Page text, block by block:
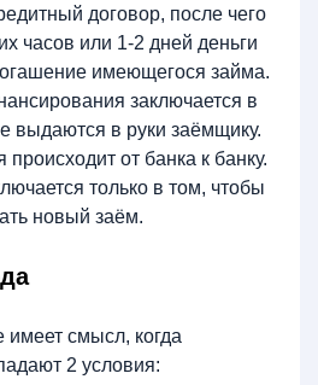
договор, после чего
часов или 1-2 дней деньги
имеющегося займа.
заключается в
выдаются в руки заёмщику.
от банка к банку.
только в том, чтобы
новый заём.
смысл, когда
2 условия: